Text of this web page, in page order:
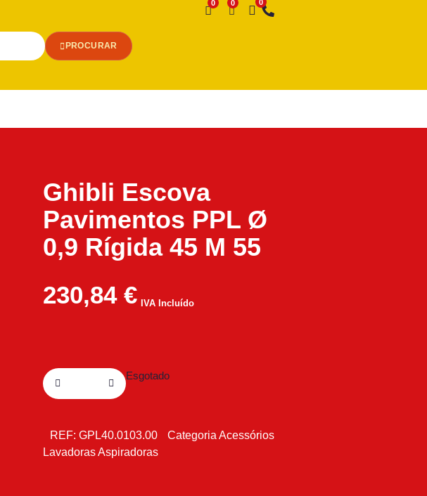
PROCURAR
Desejo
Ghibli Escova
Pavimentos PPL Ø
0,9 Rígida 45 M 55
230,84 € IVA Incluído
Esgotado
REF: GPL40.0103.00 Categoria Acessórios
Lavadoras Aspiradoras